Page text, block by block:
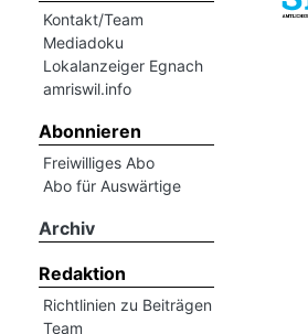
Kontakt/Team
Mediadoku
Lokalanzeiger Egnach
amriswil.info
Abonnieren
Freiwilliges Abo
Abo für Auswärtige
Archiv
Redaktion
Richtlinien zu Beiträgen
Team